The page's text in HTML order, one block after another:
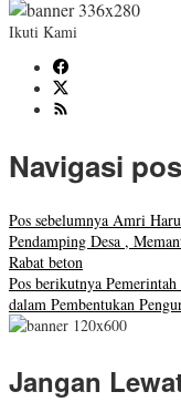
Ikuti Kami
Navigasi pos
Pos sebelumnya Amri
Pendamping Desa ,
Rabat beton
Pos berikutnya
dalam Pembentukan
Jangan